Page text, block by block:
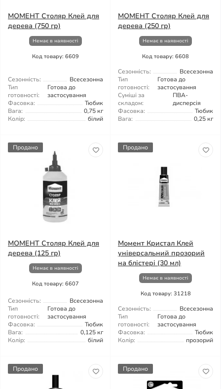
МОМЕНТ Столяр Клей для
дерева (750 гр)
Немає в наявності
Код товару: 6609
Сезонність:
Всесезонна
Тип
готовності:
Готова до
застосування
Фасовка:
Тюбик
Вага:
0,75 кг
Колір:
білий
МОМЕНТ Столяр Клей для
дерева (250 гр)
Немає в наявності
Код товару: 6608
Сезонність:
Всесезонна
Тип
готовності:
Готова до
застосування
Суміші за
складом:
ПВА-
дисперсія
Фасовка:
Тюбик
Вага:
0,25 кг
Продано
МОМЕНТ Столяр Клей для
дерева (125 гр)
Немає в наявності
Код товару: 6607
Сезонність:
Всесезонна
Тип
готовності:
Готова до
застосування
Фасовка:
Тюбик
Вага:
0,125 кг
Колір:
білий
Продано
Момент Кристал Клей
універсальний прозорий
на блістері (30 мл)
Немає в наявності
Код товару: 31218
Сезонність:
Всесезонна
Тип
готовності:
Готова до
застосування
Фасовка:
Тюбик
Колір:
прозорий
Продано Продано